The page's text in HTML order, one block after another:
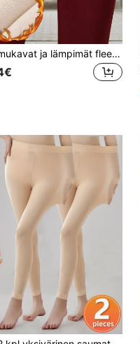
1 kpl mukavat ja lämpimät fleeceleggingsit, rennot, joustavat taskut, korkeavyötäröiset, täyspitkät leggingsit, syksy/talvi